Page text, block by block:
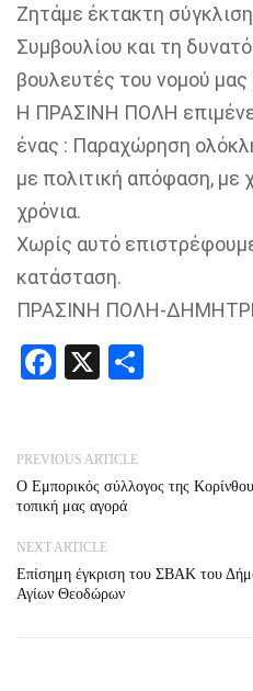
Ζητάμε έκτακτη
Συμβουλίου και τη
βουλευτές του νομού
Η ΠΡΑΣΙΝΗ ΠΟΛΗ
ένας : Παραχώρηση
με πολιτική απόφαση, με
χρόνια.
Χωρίς αυτό
κατάσταση.
ΠΡΑΣΙΝΗ ΠΟΛΗ-
Facebook
X
PREVIOUS ARTICLE
Ο Εμπορικός σύλλογος της
τοπική μας αγορά
NEXT ARTICLE
Επίσημη έγκριση του ΣΒΑΚ του
Αγίων Θεοδώρων